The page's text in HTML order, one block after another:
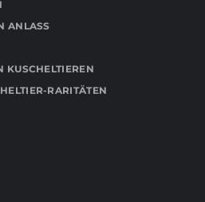
ANLASS
KUSCHELTIEREN
RARITÄTEN